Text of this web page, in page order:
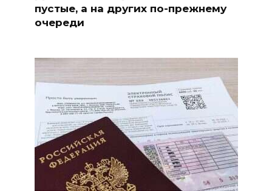
пустые, а на других по-прежнему
очереди